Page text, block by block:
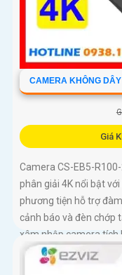
CAMERA KHÔNG
Giá
Camera CS-EB5-
phân giải 4K nổi bật
phương tiện hỗ trợ
cảnh báo và đèn chớp
xâm nhập camera tích
sạc đạt chuẩn IP65
trong mọi điều kiện thời